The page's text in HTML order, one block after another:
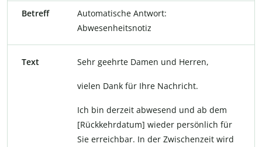
Betreff
Automatische Antwort:
Abwesenheitsnotiz
Text Sehr geehrte Damen und Herren,
vielen Dank für Ihre Nachricht.
Ich bin derzeit abwesend und ab dem
[Rückkehrdatum] wieder persönlich für
Sie erreichbar. In der Zwischenzeit wird